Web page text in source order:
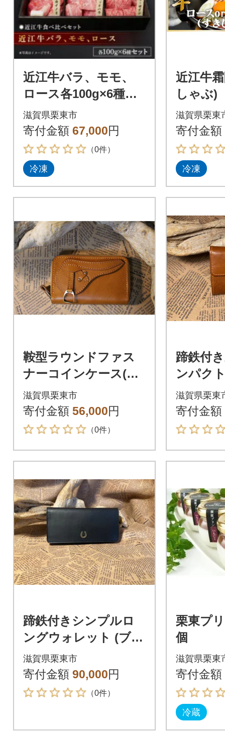
近江牛バラ、モモ、
ロース各100g×6種セ
ット / 焼肉すだく
滋賀県栗東市
寄付金額 67,000円
（0件）
冷凍
近江牛
しゃぶ
滋賀県栗東
寄付金額
冷凍
鞍型ラウンドファス
ナーコインケース(キ
ャメル)
滋賀県栗東市
寄付金額 56,000円
（0件）
蹄鉄付
ンパク
(キャメ
滋賀県栗東
寄付金額
蹄鉄付きシンプルロ
ングウォレット (ブラ
ック)
滋賀県栗東市
寄付金額 90,000円
（0件）
栗東プ
個
滋賀県栗東
寄付金額
冷蔵